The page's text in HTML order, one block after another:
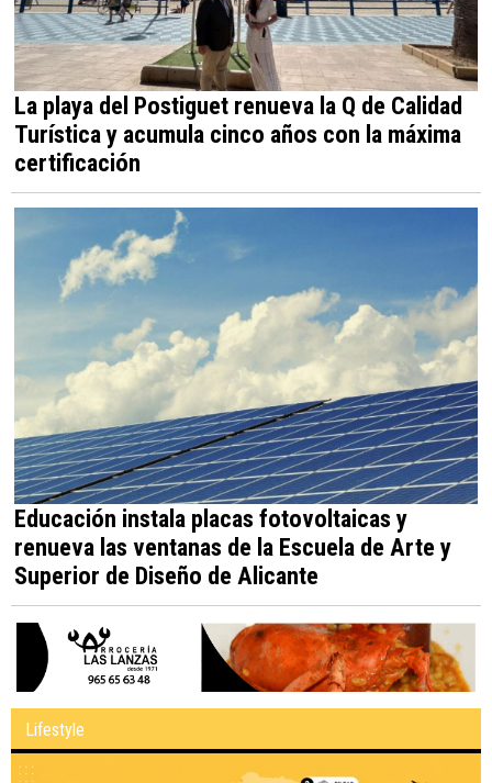
La playa del Postiguet renueva la Q de Calidad
Turística y acumula cinco años con la máxima
certificación
Educación instala placas fotovoltaicas y
renueva las ventanas de la Escuela de Arte y
Superior de Diseño de Alicante
Lifestyle